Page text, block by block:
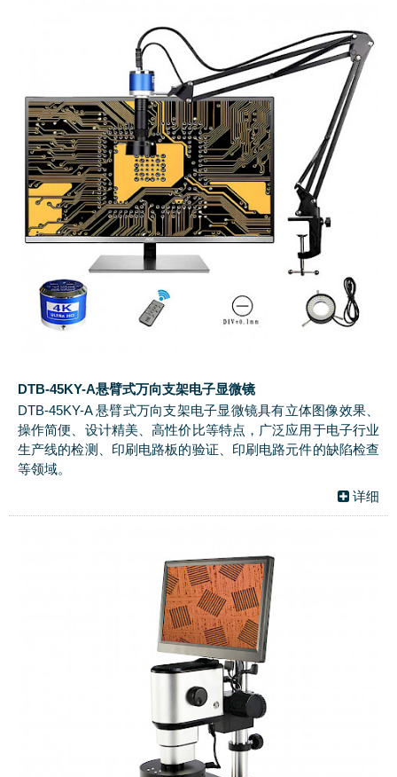
DTB-45KY-A悬臂式万向支架电子显微镜
DTB-45KY-A 悬臂式万向支架电子显微镜具有立体图像效果、
操作简便、设计精美、高性价比等特点，广泛应用于电子行业
生产线的检测、印刷电路板的验证、印刷电路元件的缺陷检查
等领域。
详细